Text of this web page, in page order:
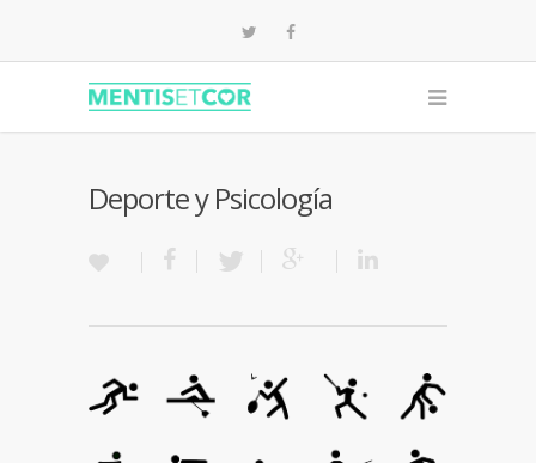
Deporte y Psicología